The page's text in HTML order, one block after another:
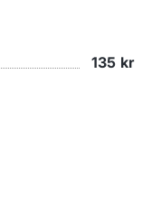
135 kr